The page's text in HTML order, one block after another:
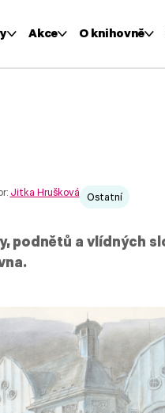
Akce O knihovně
Jitka Hrušková Ostatní
podnětů a vlídných